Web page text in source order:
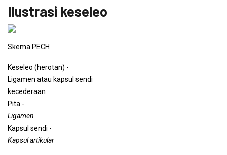
Ilustrasi keseleo
Skema PECH
Keseleo (herotan) -
Ligamen atau kapsul sendi
kecederaan
Pita -
Ligamen
Kapsul sendi -
Kapsul artikular